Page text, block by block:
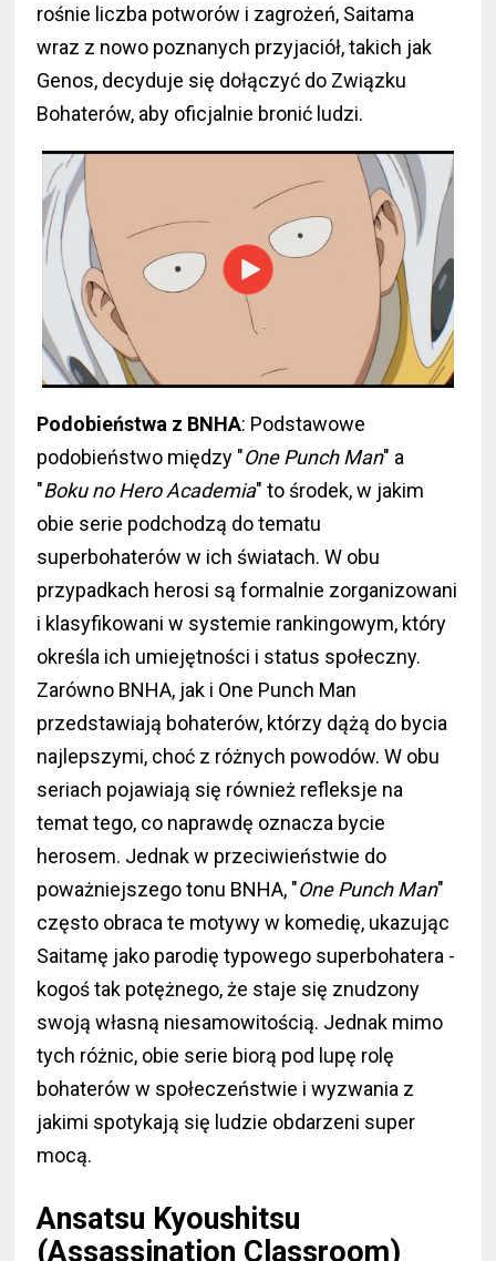
rośnie liczba potworów i zagrożeń, Saitama
wraz z nowo poznanych przyjaciół, takich jak
Genos, decyduje się dołączyć do Związku
Bohaterów, aby oficjalnie bronić ludzi.
Podobieństwa z BNHA: Podstawowe
podobieństwo między "One Punch Man" a
"Boku no Hero Academia" to środek, w jakim
obie serie podchodzą do tematu
superbohaterów w ich światach. W obu
przypadkach herosi są formalnie zorganizowani
i klasyfikowani w systemie rankingowym, który
określa ich umiejętności i status społeczny.
Zarówno BNHA, jak i One Punch Man
przedstawiają bohaterów, którzy dążą do bycia
najlepszymi, choć z różnych powodów. W obu
seriach pojawiają się również refleksje na
temat tego, co naprawdę oznacza bycie
herosem. Jednak w przeciwieństwie do
poważniejszego tonu BNHA, "One Punch Man"
często obraca te motywy w komedię, ukazując
Saitamę jako parodię typowego superbohatera -
kogoś tak potężnego, że staje się znudzony
swoją własną niesamowitością. Jednak mimo
tych różnic, obie serie biorą pod lupę rolę
bohaterów w społeczeństwie i wyzwania z
jakimi spotykają się ludzie obdarzeni super
mocą.
Ansatsu Kyoushitsu
(Assassination Classroom)